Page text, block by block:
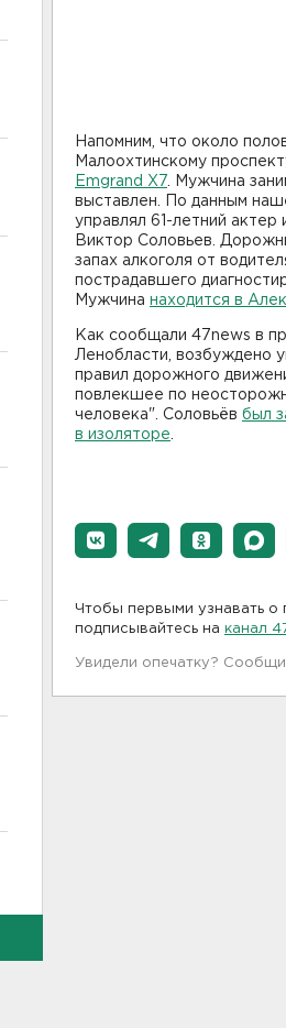
Напомним, что около
Малоохтинскому
Emgrand X7 . Мужчина
выставлен. По данным
управлял 61-летний
Виктор Соловьев.
запах алкоголя от
пострадавшего
Мужчина находится в
Как сообщали 47news в
Ленобласти, возбуждено
правил дорожного
повлекшее по
человека". Соловьёв был
в изоляторе
Чтобы первыми узнавать о
подписывайтесь на канал
Увидели опечатку?